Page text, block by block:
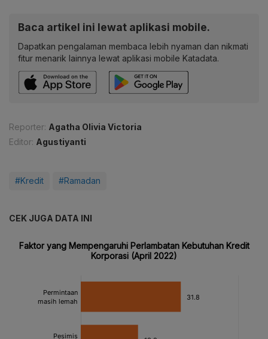
Baca artikel ini lewat aplikasi mobile.
Dapatkan pengalaman membaca lebih nyaman dan nikmati
fitur menarik lainnya lewat aplikasi mobile Katadata.
Reporter: Agatha Olivia Victoria
Editor: Agustiyanti
#Kredit #Ramadan
CEK JUGA DATA INI